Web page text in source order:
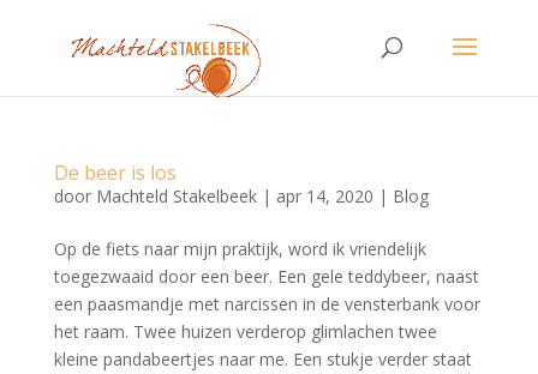
De beer is los
door Machteld Stakelbeek| apr 14, 2020 | Blog
Op de fiets naar mijn praktijk, word ik vriendelijk
toegezwaaid door een beer. Een gele teddybeer, naast
een paasmandje met narcissen in de vensterbank voor
het raam. Twee huizen verderop glimlachen twee
kleine pandabeertjes naar me. Een stukje verder staat